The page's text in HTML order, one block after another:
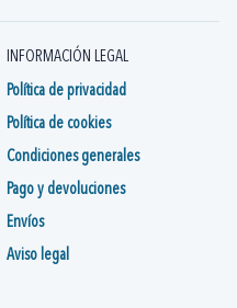
INFORMACIÓN LEGAL
Política de privacidad
Política de cookies
Condiciones generales
Pago y devoluciones
Envíos
Aviso legal